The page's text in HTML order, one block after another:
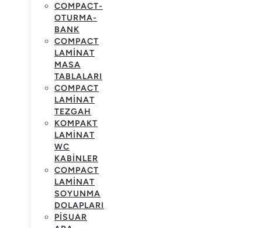
COMPACT-
OTURMA-
BANK
COMPACT
LAMINAT
MASA
TABLALARI
COMPACT
LAMINAT
TEZGAH
KOMPAKT
LAMINAT
WC
KABINLER
COMPACT
LAMINAT
SOYUNMA
DOLAPLARI
PISUAR